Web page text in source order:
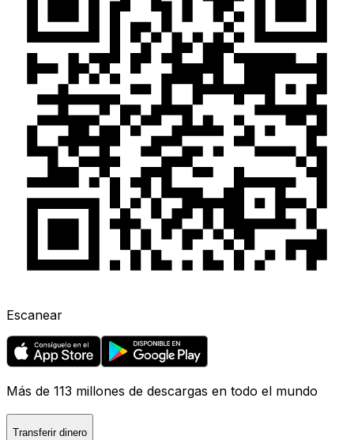
Escanear
Más de 113 millones de descargas en todo el mundo
Transferir dinero